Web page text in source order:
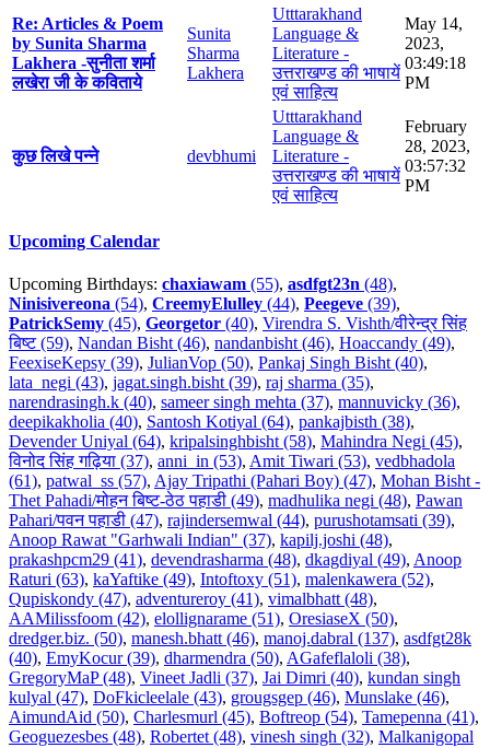
Re: Articles & Poem
by Sunita Sharma
Lakhera -सुनीता शर्मा
लखेरा जी के कविताये
Sunita
Sharma
Lakhera
Utttarakhand
Language &
Literature -
उत्तराखण्ड की भाषायें
एवं साहित्य
May 14,
2023,
03:49:18
PM
कुछ लिखे पन्ने devbhumi
Utttarakhand
Language &
Literature -
उत्तराखण्ड की भाषायें
एवं साहित्य
February
28, 2023,
03:57:32
PM
Upcoming Calendar
Upcoming Birthdays: chaxiawam (55), asdfgt23n (48),
Ninisivereona (54), CreemyElulley (44), Peegeve (39),
PatrickSemy (45), Georgetor (40), Virendra S. Vishth/वीरेन्द्र सिंह
बिष्ट (59), Nandan Bisht (46), nandanbisht (46), Hoaccandy (49),
FeexiseKepsy (39), JulianVop (50), Pankaj Singh Bisht (40),
lata_negi (43), jagat.singh.bisht (39), raj sharma (35),
narendrasingh.k (40), sameer singh mehta (37), mannuvicky (36),
deepikakholia (40), Santosh Kotiyal (64), pankajbisth (38),
Devender Uniyal (64), kripalsinghbisht (58), Mahindra Negi (45),
विनोद सिंह गढ़िया (37), anni_in (53), Amit Tiwari (53), vedbhadola
(61), patwal_ss (57), Ajay Tripathi (Pahari Boy) (47), Mohan Bisht -
Thet Pahadi/मोहन बिष्ट-ठेठ पहाडी (49), madhulika negi (48), Pawan
Pahari/पवन पहाडी (47), rajindersemwal (44), purushotamsati (39),
Anoop Rawat "Garhwali Indian" (37), kapilj.joshi (48),
prakashpcm29 (41), devendrasharma (48), dkagdiyal (49), Anoop
Raturi (63), kaYaftike (49), Intoftoxy (51), malenkawera (52),
Qupiskondy (47), adventureroy (41), vimalbhatt (48),
AAMilissfoom (42), elollignarame (51), OresiaseX (50),
dredger.biz. (50), manesh.bhatt (46), manoj.dabral (137), asdfgt28k
(40), EmyKocur (39), dharmendra (50), AGafeflaloli (38),
GregoryMaP (48), Vineet Jadli (37), Jai Dimri (40), kundan singh
kulyal (47), DoFkicleelale (43), grougsgep (46), Munslake (46),
AimundAid (50), Charlesmurl (45), Boftreop (54), Tamepenna (41),
Geoguezesbes (48), Robertet (48), vinesh singh (32), Malkanigopal